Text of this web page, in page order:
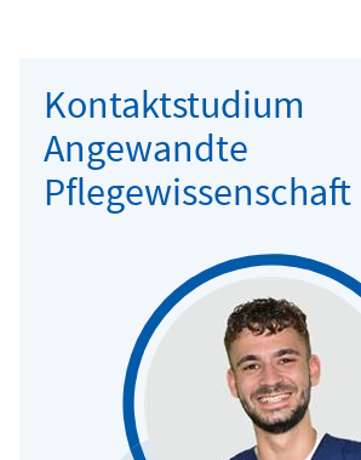
Kontaktstudium
Angewandte
Pflegewissenschaft